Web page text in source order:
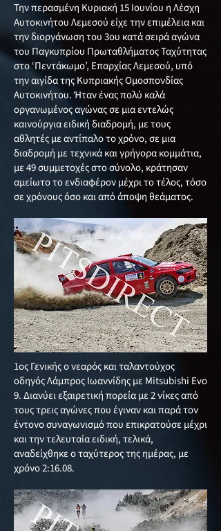
Την περασμένη Κυριακή 15 Ιουνίου η Λέσχη
Αυτοκινήτου Λεμεσού είχε την επιμέλεια και
την διοργάνωση του 3ου κατά σειρά αγώνα
του Παγκυπρίου Πρωταθλήματος Ταχύτητας
στο ‘Πεντάκωμο’, Επαρχίας Λεμεσού, υπό
την αιγίδα της Κυπριακής Ομοσπονδίας
Αυτοκινήτου. Ήταν ένας πολύ καλά
οργανωμένος αγώνας σε μια εντελώς
καινούργια ειδική διαδρομή, με τους
αθλητές με αντίπαλο το χρόνο, σε μια
διαδρομή με τεχνικά και γρήγορα κομμάτια,
με 49 συμμετοχές στο σύνολο, κράτησαν
αμείωτο το ενδιαφέρον μέχρι το τέλος, τόσο
σε χρόνους όσο και από άποψη θεάματος.
1ος Γενικής ο νεαρός και ταλαντούχος
οδηγός Λάμπρος Ιωαννίδης με Mitsubishi Evo
9. Διανύει εξαιρετική πορεία με 2 νίκες από
τους τρεις αγώνες που έγιναν και παρά τον
έντονο συναγωνισμό που επικρατούσε μέχρι
και την τελευταία ειδική, τελικά,
αναδείχθηκε ο ταχύτερος της ημέρας, με
χρόνο 2:16.08.